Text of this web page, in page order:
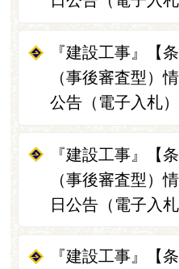
『建設工事』【
（事後審査型）
公告（電子入札）
『建設工事』【
（事後審査型）
日公告（電子入札
『建設工事』【